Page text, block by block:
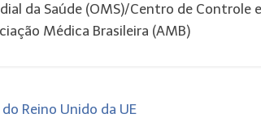
da Saúde (OMS)/Centro de Controle
Médica Brasileira (AMB)
Reino Unido da UE